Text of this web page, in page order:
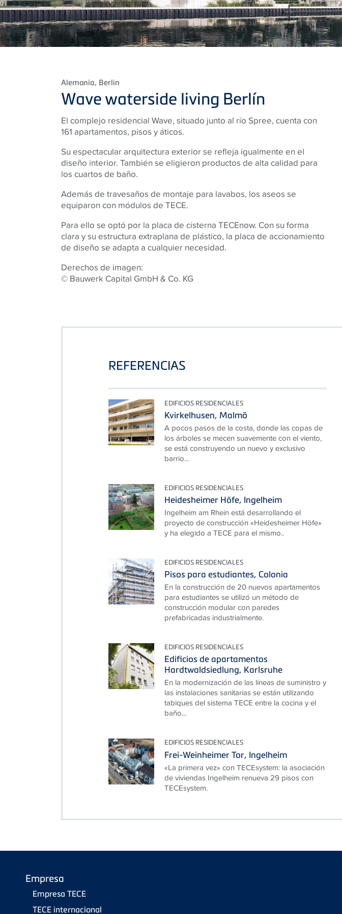
Alemania, Berlin
Wave waterside living Berlín
El complejo residencial Wave, situado junto al río Spree, cuenta con
161 apartamentos, pisos y áticos.
Su espectacular arquitectura exterior se refleja igualmente en el
diseño interior. También se eligieron productos de alta calidad para
los cuartos de baño.
Además de travesaños de montaje para lavabos, los aseos se
equiparon con módulos de TECE.
Para ello se optó por la placa de cisterna TECEnow. Con su forma
clara y su estructura extraplana de plástico, la placa de accionamiento
de diseño se adapta a cualquier necesidad.
Derechos de imagen:
© Bauwerk Capital GmbH & Co. KG
REFERENCIAS
EDIFICIOS RESIDENCIALES
Kvirkelhusen, Malmö
A pocos pasos de la costa, donde las copas de
los árboles se mecen suavemente con el viento,
se está construyendo un nuevo y exclusivo
barrio...
EDIFICIOS RESIDENCIALES
Heidesheimer Höfe, Ingelheim
Ingelheim am Rhein está desarrollando el
proyecto de construcción «Heidesheimer Höfe»
y ha elegido a TECE para el mismo..
EDIFICIOS RESIDENCIALES
Pisos para estudiantes, Colonia
En la construcción de 20 nuevos apartamentos
para estudiantes se utilizó un método de
construcción modular con paredes
prefabricadas industrialmente.
EDIFICIOS RESIDENCIALES
Edificios de apartamentos
Hardtwaldsiedlung, Karlsruhe
En la modernización de las líneas de suministro y
las instalaciones sanitarias se están utilizando
tabiques del sistema TECE entre la cocina y el
baño...
EDIFICIOS RESIDENCIALES
Frei-Weinheimer Tor, Ingelheim
«La primera vez» con TECEsystem: la asociación
de viviendas Ingelheim renueva 29 pisos con
TECEsystem.
Empresa
Empresa TECE
TECE internacional